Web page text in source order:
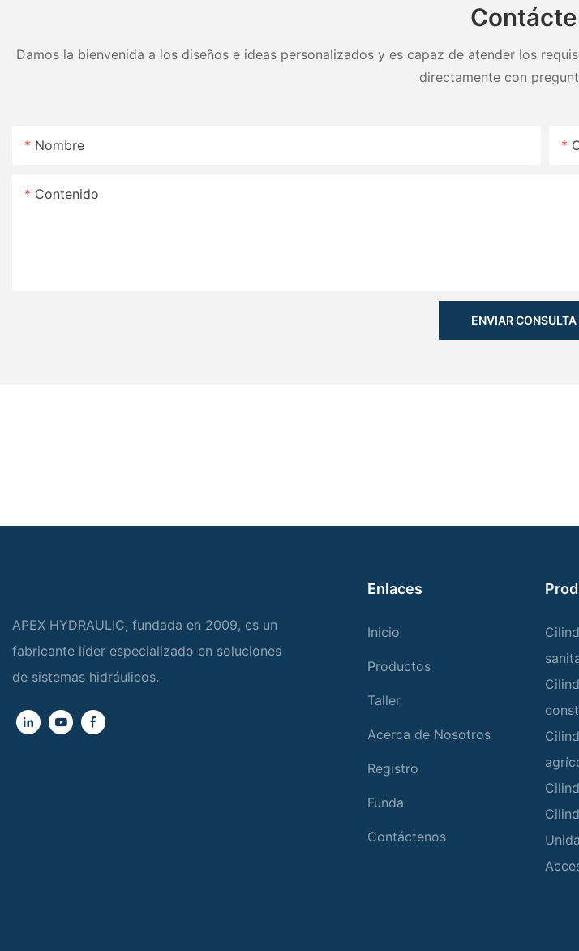
Damos la bienvenida a los diseños e ideas personalizados y es capaz de atender los
directamente con
Nombre
Contenido
ENVIAR
APEX HYDRAULIC, fundada en 2009, es un
fabricante líder especializado en soluciones
de sistemas hidráulicos.
Enlaces
Inicio
Productos
Taller
Acerca de Nosotros
Registro
Funda
Contáctenos